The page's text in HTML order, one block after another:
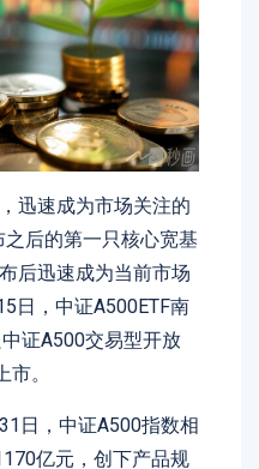
迅速成为市场关注的
之后的第一只核心宽基
后迅速成为当前市场
日，中证A500ETF南
证A500交易型开放
。
日，中证A500指数相
亿元，创下产品规